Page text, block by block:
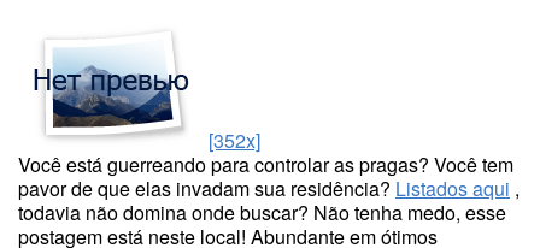
[352x]
Você está guerreando para controlar as pragas? Você tem
pavor de que elas invadam sua residência? Listados aqui ,
todavia não domina onde buscar? Não tenha medo, esse
postagem está neste local! Abundante em ótimos